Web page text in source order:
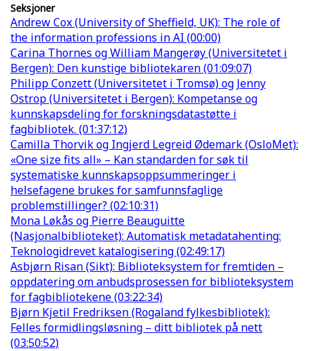
Seksjoner
Andrew Cox (University of Sheffield, UK): The role of
the information professions in AI (00:00)
Carina Thornes og William Mangerøy (Universitetet i
Bergen): Den kunstige bibliotekaren (01:09:07)
Philipp Conzett (Universitetet i Tromsø) og Jenny
Ostrop (Universitetet i Bergen): Kompetanse og
kunnskapsdeling for forskningsdatastøtte i
fagbibliotek. (01:37:12)
Camilla Thorvik og Ingjerd Legreid Ødemark (OsloMet):
«One size fits all» – Kan standarden for søk til
systematiske kunnskapsoppsummeringer i
helsefagene brukes for samfunnsfaglige
problemstillinger? (02:10:31)
Mona Løkås og Pierre Beauguitte
(Nasjonalbiblioteket): Automatisk metadatahenting:
Teknologidrevet katalogisering (02:49:17)
Asbjørn Risan (Sikt): Biblioteksystem for fremtiden –
oppdatering om anbudsprosessen for biblioteksystem
for fagbibliotekene (03:22:34)
Bjørn Kjetil Fredriksen (Rogaland fylkesbibliotek):
Felles formidlingsløsning – ditt bibliotek på nett
(03:50:52)